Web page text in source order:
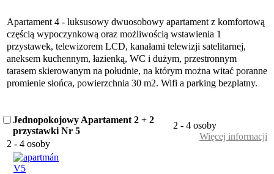
Apartament 4 - luksusowy dwuosobowy apartament z komfortową
częścią wypoczynkową oraz możliwością wstawienia 1
przystawek, telewizorem LCD, kanałami telewizji satelitarnej,
aneksem kuchennym, łazienką, WC i dużym, przestronnym
tarasem skierowanym na południe, na którym można witać poranne
promienie słońca, powierzchnia 30 m2. Wifi a parking bezplatny.
Jednopokojowy Apartament 2 + 2
przystawki Nr 5
2 - 4 osoby
2 - 4 osoby
Więcej informacji